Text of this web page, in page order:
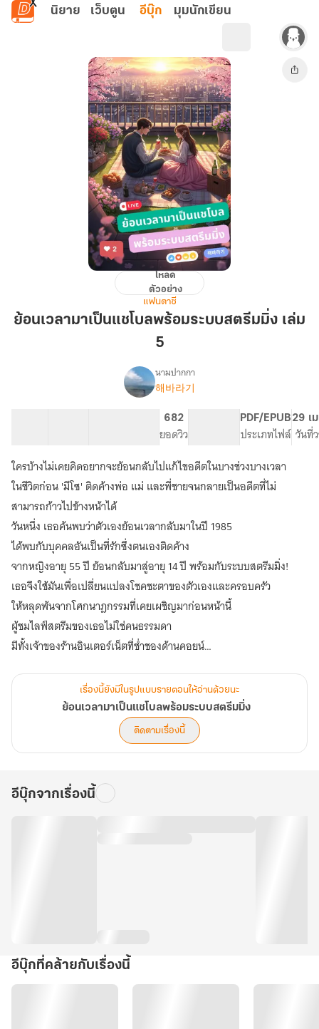
ข้ามไปยังเนื้อหาหลัก
นิยาย เว็บตูน อีบุ๊ก มุมนักเขียน
มา
ม
มิ่ง
เล่ม
5
โหลด
ตัวอย่าง
แฟนตาซี
ย้อนเวลามาเป็นแชโบลพร้อมระบบสตรีมมิ่ง เล่ม
5
เรื่อง
เวลา
มา
เป็น
แช
โบ
ล
สตรี
ม
นามปากกา
해바라기
682
ยอดวิว
PDF/EPUB
ประเภทไฟล์
29 เ
วันที่
ใครบ้างไม่เคยคิดอยากจะย้อนกลับไปแก้ไขอดีตในบางช่วงบางเวลา
ในชีวิตก่อน 'มีโซ' ติดค้างพ่อ แม่ และพี่ชายจนกลายเป็นอดีตที่ไม่
สามารถก้าวไปข้างหน้าได้
วันหนึ่ง เธอค้นพบว่าตัวเองย้อนเวลากลับมาในปี 1985
ได้พบกับบุคคลอันเป็นที่รักซึ่งตนเองติดค้าง
จากหญิงอายุ 55 ปี ย้อนกลับมาสู่อายุ 14 ปี พร้อมกับระบบสตรีมมิ่ง!
เธอจึงใช้มันเพื่อเปลี่ยนแปลงโชคชะตาของตัวเองและครอบครัว
ให้หลุดพ้นจากโศกนาฎกรรมที่เคยเผชิญมาก่อนหน้านี้
ผู้ชมไลฟ์สตรีมของเธอไม่ใช่คนธรรมดา
มีทั้งเจ้าของร้านอินเตอร์เน็ตที่ช่ำชองด้านคอยน์
ที่เข้ามามีส่วนในการพลิกชีวิตของเธออย่างใหญ่หลวง
ย้อนเวลากลับมาคราวนี้ จะไม่ให้เธอก้าวขึ้นมาเป็นแชโบลก็คงจะเป็นไป
เรื่องนี้ยังมีในรูปแบบรายตอนให้อ่านด้วยนะ
ย้อนเวลามาเป็นแชโบลพร้อมระบบสตรีมมิ่ง
ติดตามเรื่องนี้
อีบุ๊กจากเรื่องนี้
อีบุ๊กที่คล้ายกับเรื่องนี้